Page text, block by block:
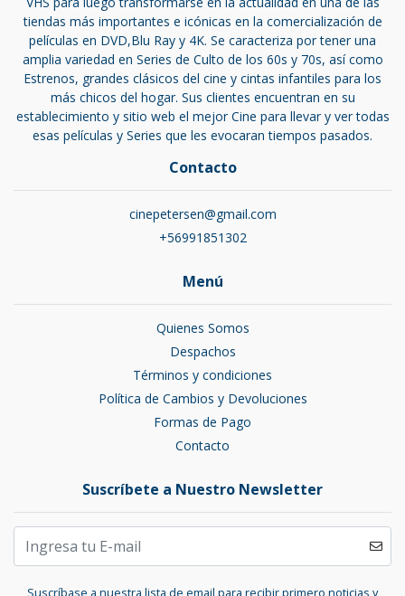
tiendas más importantes e icónicas en la comercialización de
películas en DVD,Blu Ray y 4K. Se caracteriza por tener una
amplia variedad en Series de Culto de los 60s y 70s, así como
Estrenos, grandes clásicos del cine y cintas infantiles para los
más chicos del hogar. Sus clientes encuentran en su
establecimiento y sitio web el mejor Cine para llevar y ver todas
esas películas y Series que les evocaran tiempos pasados.
Contacto
cinepetersen@gmail.com
+56991851302
Menú
Quienes Somos
Despachos
Términos y condiciones
Política de Cambios y Devoluciones
Formas de Pago
Contacto
Suscríbete a Nuestro Newsletter
Suscríbase a nuestra lista de email para recibir primero noticias y